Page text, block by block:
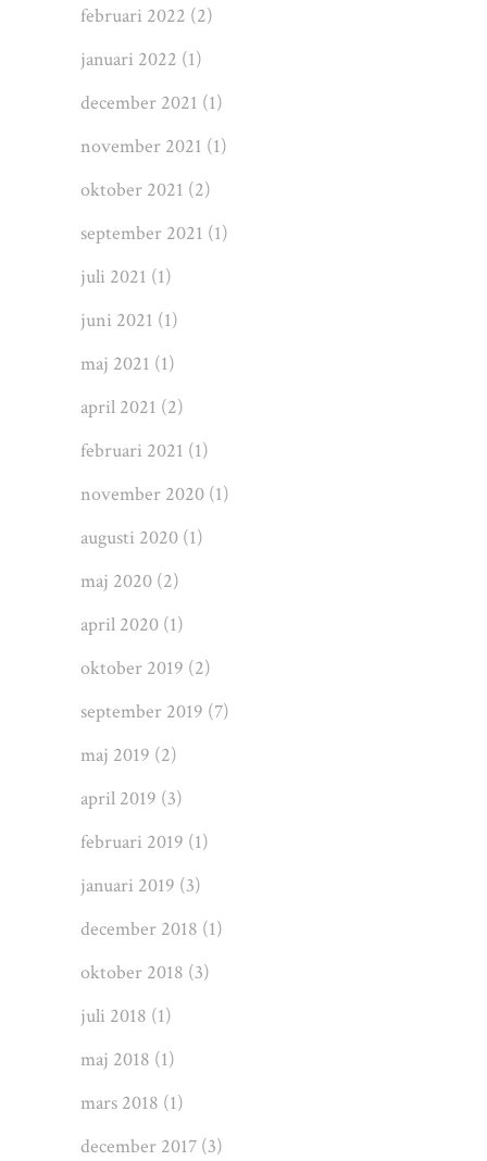
februari 2022 (2)
januari 2022 (1)
december 2021 (1)
november 2021 (1)
oktober 2021 (2)
september 2021 (1)
juli 2021 (1)
juni 2021 (1)
maj 2021 (1)
april 2021 (2)
februari 2021 (1)
november 2020 (1)
augusti 2020 (1)
maj 2020 (2)
april 2020 (1)
oktober 2019 (2)
september 2019 (7)
maj 2019 (2)
april 2019 (3)
februari 2019 (1)
januari 2019 (3)
december 2018 (1)
oktober 2018 (3)
juli 2018 (1)
maj 2018 (1)
mars 2018 (1)
december 2017 (3)